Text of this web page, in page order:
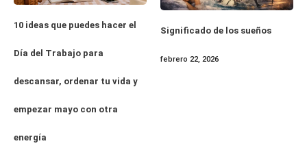
10 ideas que puedes hacer el
Día del Trabajo para
descansar, ordenar tu vida y
empezar mayo con otra
energía
Significado de los sueños
febrero 22, 2026